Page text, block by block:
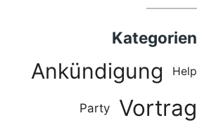
Kategorien
Ankündigung Help
Party Vortrag